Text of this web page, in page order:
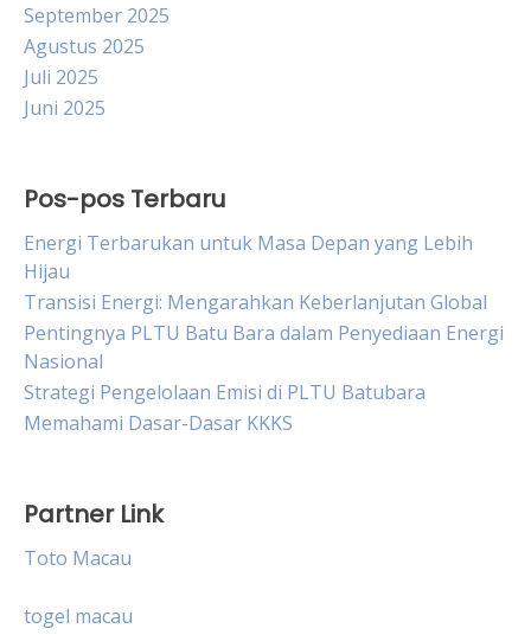
September 2025
Agustus 2025
Juli 2025
Juni 2025
Pos-pos Terbaru
Energi Terbarukan untuk Masa Depan yang Lebih
Hijau
Transisi Energi: Mengarahkan Keberlanjutan Global
Pentingnya PLTU Batu Bara dalam Penyediaan Energi
Nasional
Strategi Pengelolaan Emisi di PLTU Batubara
Memahami Dasar-Dasar KKKS
Partner Link
Toto Macau
togel macau